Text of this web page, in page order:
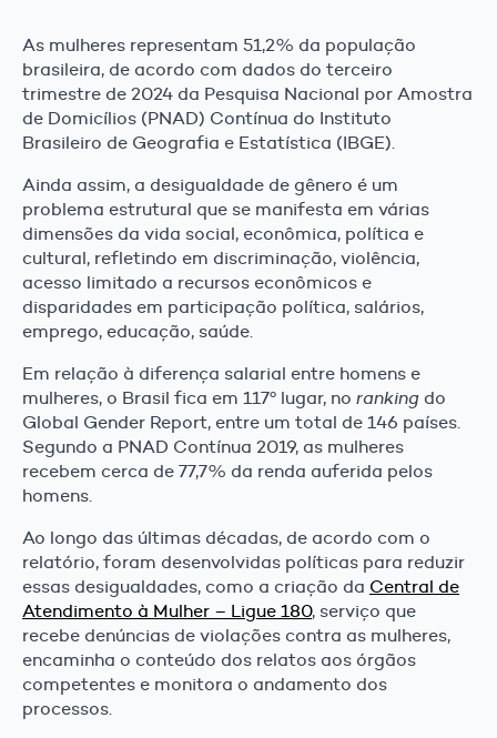
As mulheres representam 51,2% da população
brasileira, de acordo com dados do terceiro
trimestre de 2024 da Pesquisa Nacional por Amostra
de Domicílios (PNAD) Contínua do Instituto
Brasileiro de Geografia e Estatística (IBGE).
Ainda assim, a desigualdade de gênero é um
problema estrutural que se manifesta em várias
dimensões da vida social, econômica, política e
cultural, refletindo em discriminação, violência,
acesso limitado a recursos econômicos e
disparidades em participação política, salários,
emprego, educação, saúde.
Em relação à diferença salarial entre homens e
mulheres, o Brasil fica em 117º lugar, no ranking do
Global Gender Report, entre um total de 146 países.
Segundo a PNAD Contínua 2019, as mulheres
recebem cerca de 77,7% da renda auferida pelos
homens.
Ao longo das últimas décadas, de acordo com o
relatório, foram desenvolvidas políticas para reduzir
essas desigualdades, como a criação da Central de
Atendimento à Mulher – Ligue 180, serviço que
recebe denúncias de violações contra as mulheres,
encaminha o conteúdo dos relatos aos órgãos
competentes e monitora o andamento dos
processos.